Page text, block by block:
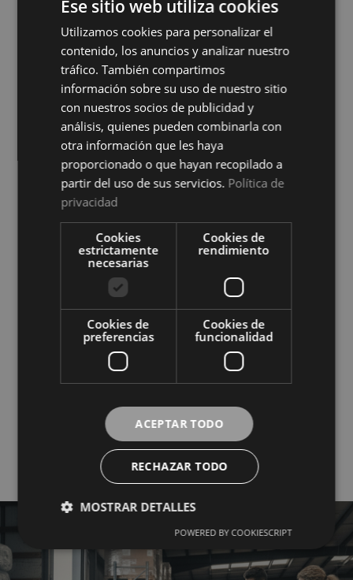
COMPRAR
Impermeable Cotoblau
Ver precio
COMPRAR
Reversible Cotoblau
Ver precio
COMPRAR
Compra al por mayor en El
Mayorista del Textil
Ese sitio web utiliza cookies
Utilizamos cookies para personalizar el
contenido, los anuncios y analizar nuestro
tráfico. También compartimos
información sobre su uso de nuestro sitio
con nuestros socios de publicidad y
análisis, quienes pueden combinarla con
otra información que les haya
proporcionado o que hayan recopilado a
partir del uso de sus servicios. Política de
privacidad
Cookies
estrictamente
necesarias
Cookies de
rendimiento
Cookies de
preferencias
Cookies de
funcionalidad
ACEPTAR TODO
RECHAZAR TODO
MOSTRAR DETALLES
POWERED BY COOKIESCRIPT